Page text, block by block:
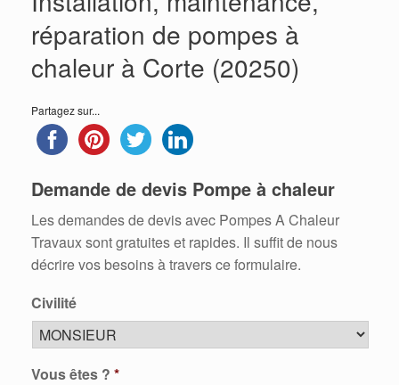
réparation de pompes à
chaleur à Corte (20250)
Partagez sur...
Demande de devis Pompe à chaleur
Les demandes de devis avec Pompes A Chaleur
Travaux sont gratuites et rapides. Il suffit de nous
décrire vos besoins à travers ce formulaire.
Civilité
Vous êtes ? *